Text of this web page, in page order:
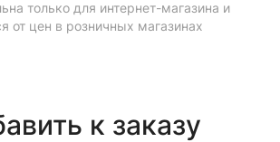
только для интернет-магазина и
от цен в розничных магазинах
к заказу